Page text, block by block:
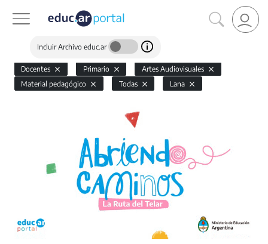
Incluir Archivo educ.ar
Docentes Primario
Artes Audiovisuales
Material pedagógico
Todas Lana